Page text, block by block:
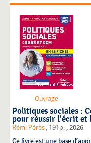
Ouvrage
Politiques sociales :
pour réussir l'écrit et
Rémi Pérès , 191p. , 2026
Ce livre est une base